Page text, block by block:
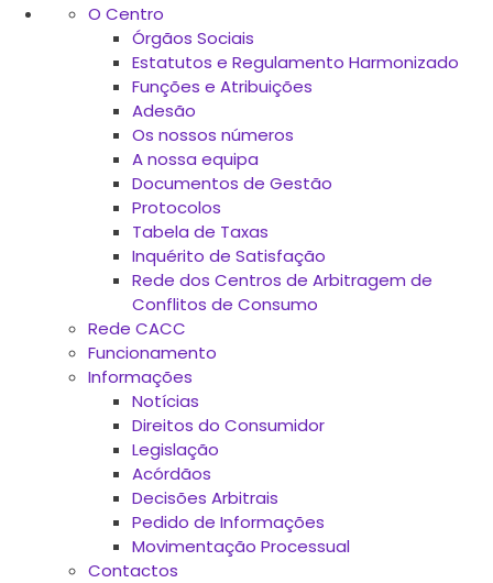
O Centro
Órgãos Sociais
Estatutos e Regulamento Harmonizado
Funções e Atribuições
Adesão
Os nossos números
A nossa equipa
Documentos de Gestão
Protocolos
Tabela de Taxas
Inquérito de Satisfação
Rede dos Centros de Arbitragem de
Conflitos de Consumo
Rede CACC
Funcionamento
Informações
Notícias
Direitos do Consumidor
Legislação
Acórdãos
Decisões Arbitrais
Pedido de Informações
Movimentação Processual
Contactos